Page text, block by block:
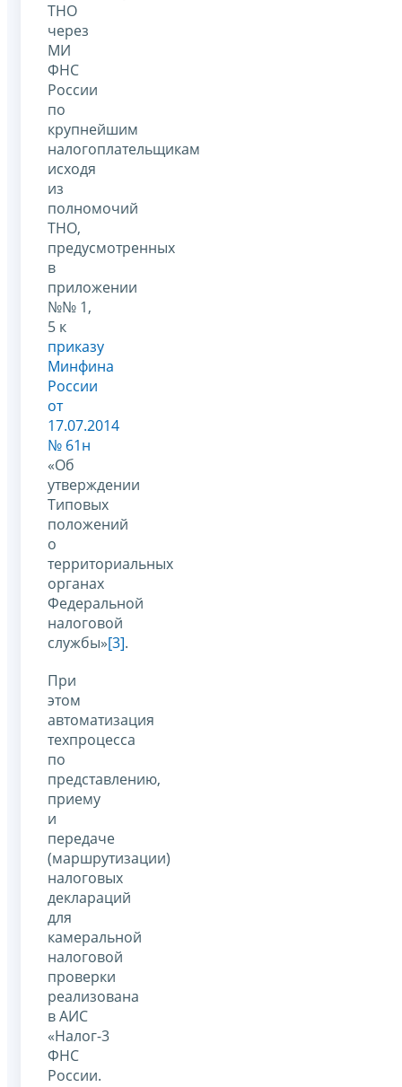
ТНО
через
МИ
ФНС
России
по
крупнейшим
налогоплательщикам
исходя
из
полномочий
ТНО,
предусмотренных
в
приложении
№№ 1,
5 к
приказу
Минфина
России
от
17.07.2014
№ 61н
«Об
утверждении
Типовых
положений
о
территориальных
органах
Федеральной
налоговой
службы»[3].
При
этом
автоматизация
техпроцесса
по
представлению,
приему
и
передаче
(маршрутизации)
налоговых
деклараций
для
камеральной
налоговой
проверки
реализована
в АИС
«Налог-3
ФНС
России.